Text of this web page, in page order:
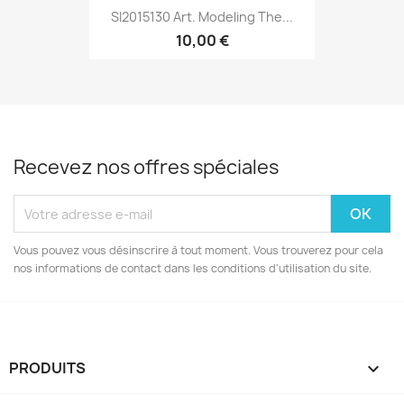
SI2015130 Art. Modeling The...
10,00 €
Recevez nos offres spéciales
Vous pouvez vous désinscrire à tout moment. Vous trouverez pour cela
nos informations de contact dans les conditions d'utilisation du site.
PRODUITS 